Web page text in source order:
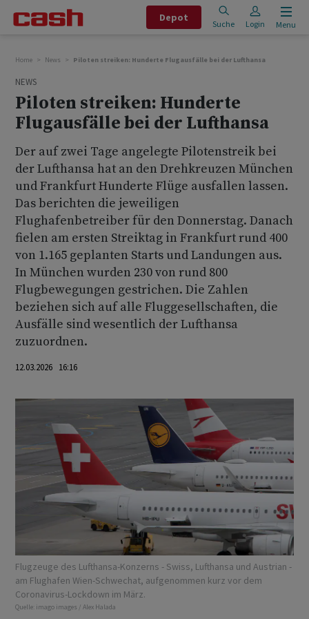
Depot
Suche Login Menu
Home News Piloten streiken: Hunderte Flugausfälle bei der Lufthansa
NEWS
Piloten streiken: Hunderte
Flugausfälle bei der Lufthansa
Der auf zwei Tage angelegte Pilotenstreik bei
der Lufthansa hat an den Drehkreuzen München
und Frankfurt Hunderte Flüge ausfallen lassen.
Das berichten die jeweiligen
Flughafenbetreiber für den Donnerstag. Danach
fielen am ersten Streiktag in Frankfurt rund 400
von 1.165 geplanten Starts und Landungen aus.
In München wurden 230 von rund 800
Flugbewegungen gestrichen. Die Zahlen
beziehen sich auf alle Fluggesellschaften, die
Ausfälle sind wesentlich der Lufthansa
zuzuordnen.
12.03.2026 16:16
Flugzeuge des Lufthansa-Konzerns - Swiss, Lufthansa und Austrian -
am Flughafen Wien-Schwechat, aufgenommen kurz vor dem
Coronavirus-Lockdown im März.
Quelle: imago images / Alex Halada